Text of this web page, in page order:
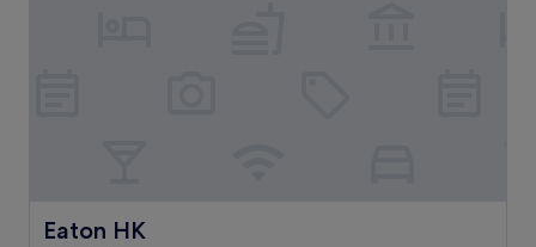
Eaton HK
Eaton HK